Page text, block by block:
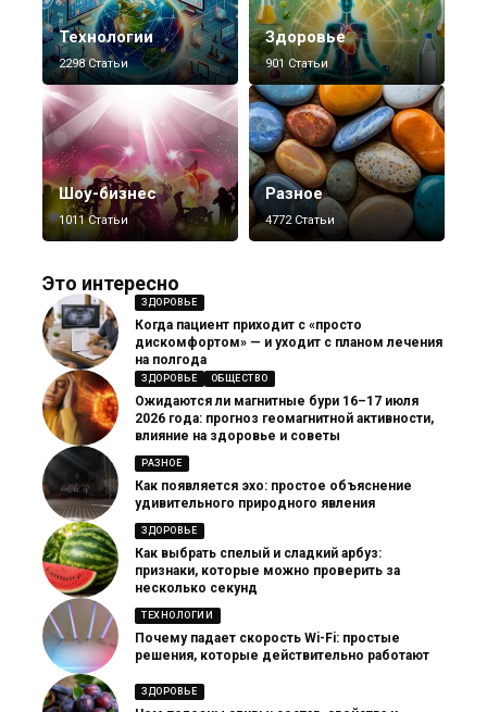
Технологии
2298 Статьи
Здоровье
901 Статьи
Шоу-бизнес
1011 Статьи
Разное
4772 Статьи
Это интересно
ЗДОРОВЬЕ
Когда пациент приходит с «просто
дискомфортом» — и уходит с планом лечения
на полгода
ЗДОРОВЬЕ ОБЩЕСТВО
Ожидаются ли магнитные бури 16–17 июля
2026 года: прогноз геомагнитной активности,
влияние на здоровье и советы
РАЗНОЕ
Как появляется эхо: простое объяснение
удивительного природного явления
ЗДОРОВЬЕ
Как выбрать спелый и сладкий арбуз:
признаки, которые можно проверить за
несколько секунд
ТЕХНОЛОГИИ
Почему падает скорость Wi-Fi: простые
решения, которые действительно работают
ЗДОРОВЬЕ